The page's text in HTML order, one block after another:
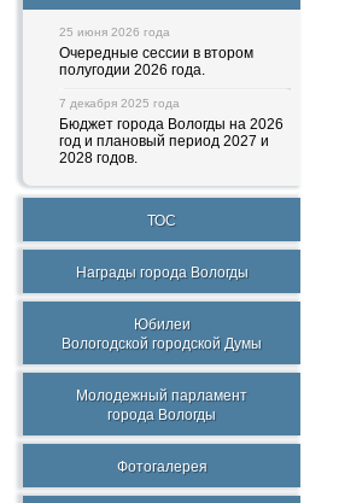
25 июня 2026 года
Очередные сессии в втором
полугодии 2026 года.
7 декабря 2025 года
Бюджет города Вологды на 2026
год и плановый период 2027 и
2028 годов.
ТОС
Награды города Вологды
Юбилеи
Вологодской городской Думы
Молодежный парламент
города Вологды
Фотогалерея